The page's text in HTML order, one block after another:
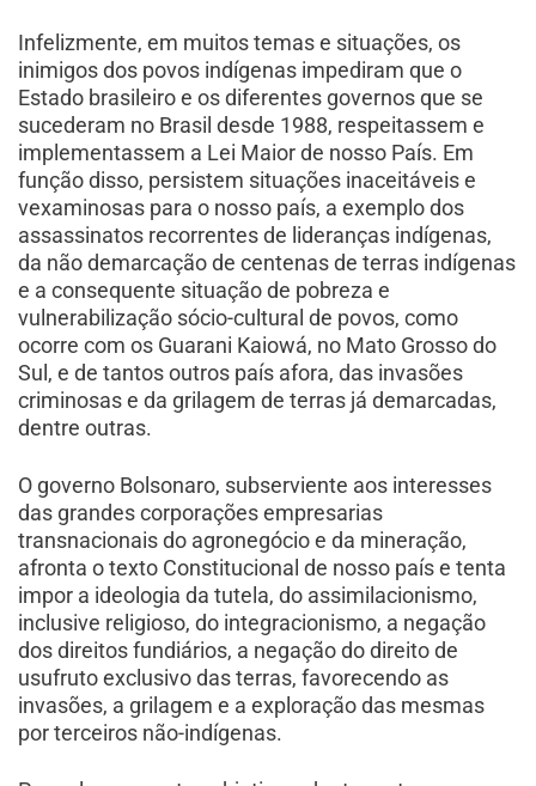
Infelizmente, em muitos temas e situações, os
inimigos dos povos indígenas impediram que o
Estado brasileiro e os diferentes governos que se
sucederam no Brasil desde 1988, respeitassem e
implementassem a Lei Maior de nosso País. Em
função disso, persistem situações inaceitáveis e
vexaminosas para o nosso país, a exemplo dos
assassinatos recorrentes de lideranças indígenas,
da não demarcação de centenas de terras indígenas
e a consequente situação de pobreza e
vulnerabilização sócio-cultural de povos, como
ocorre com os Guarani Kaiowá, no Mato Grosso do
Sul, e de tantos outros país afora, das invasões
criminosas e da grilagem de terras já demarcadas,
dentre outras.
O governo Bolsonaro, subserviente aos interesses
das grandes corporações empresarias
transnacionais do agronegócio e da mineração,
afronta o texto Constitucional de nosso país e tenta
impor a ideologia da tutela, do assimilacionismo,
inclusive religioso, do integracionismo, a negação
dos direitos fundiários, a negação do direito de
usufruto exclusivo das terras, favorecendo as
invasões, a grilagem e a exploração das mesmas
por terceiros não-indígenas.